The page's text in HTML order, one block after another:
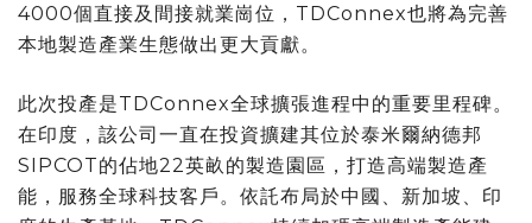
4000個直接及間接就業崗位，TDConnex也將為完善
本地製造產業生態做出更大貢獻。
此次投產是TDConnex全球擴張進程中的重要里程碑。
在印度，該公司一直在投資擴建其位於泰米爾納德邦
SIPCOT的佔地22英畝的製造園區，打造高端製造產
能，服務全球科技客戶。依託布局於中國、新加坡、印